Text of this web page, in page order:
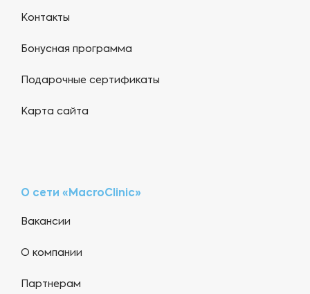
Контакты
Бонусная программа
Подарочные сертификаты
Карта сайта
О сети «MacroClinic»
Вакансии
О компании
Партнерам